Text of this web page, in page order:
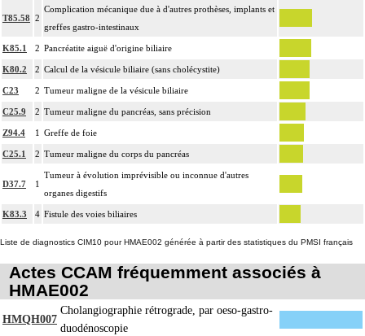
T85.58 2
Complication mécanique due à d'autres prothèses, implants et
greffes gastro-intestinaux
K85.1 2 Pancréatite aiguë d'origine biliaire
K80.2 2 Calcul de la vésicule biliaire (sans cholécystite)
C23 2 Tumeur maligne de la vésicule biliaire
C25.9 2 Tumeur maligne du pancréas, sans précision
Z94.4 1 Greffe de foie
C25.1 2 Tumeur maligne du corps du pancréas
D37.7 1
Tumeur à évolution imprévisible ou inconnue d'autres
organes digestifs
K83.3 4 Fistule des voies biliaires
Liste de diagnostics CIM10 pour HMAE002 générée à partir des statistiques du PMSI français
Actes CCAM fréquemment associés à
HMAE002
HMQH007
Cholangiographie rétrograde, par oeso-gastro-
duodénoscopie